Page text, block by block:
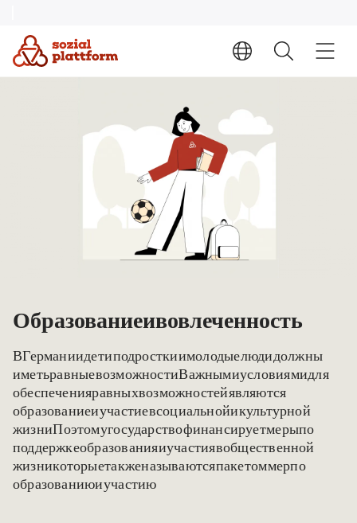
Образование и вовлеченность
В Германии дети, подростки и молодые люди должны
иметь равные возможности. Важными условиями для
обеспечения равных возможностей являются
образование и участие в социальной и культурной
жизни. Поэтому государство финансирует меры по
поддержке образования и участия в общественной
жизни, которые также называются «пакетом мер по
образованию и участию».